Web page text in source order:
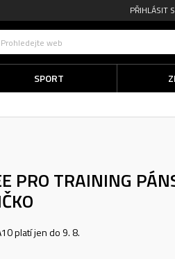
PŘIHLÁSIT
Prohledejte web
SPORT
PRO TRAINING
platí jen do 9. 8.